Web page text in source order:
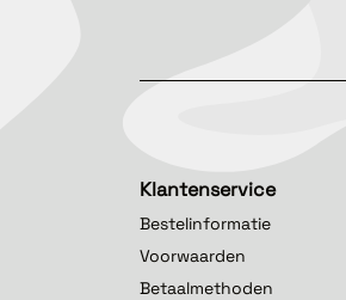
Klantenservice
Bestelinformatie
Voorwaarden
Betaalmethoden